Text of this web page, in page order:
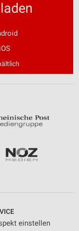
einstellen